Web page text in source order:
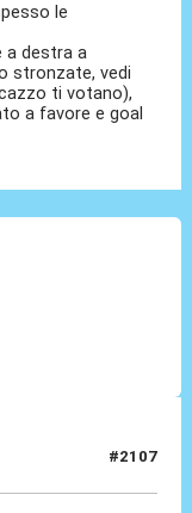
le
a destra a
stronzate, vedi
ti votano),
a favore e goal
#2107